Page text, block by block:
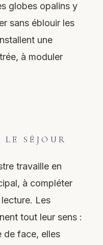
globes opalins y
sans éblouir les
une
à moduler
SÉJOUR
travaille en
à compléter
Les
tout leur sens :
de face, elles